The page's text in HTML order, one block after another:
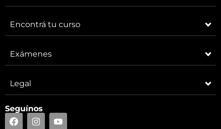
Encontrá tu curso
Exámenes
Legal
Seguínos